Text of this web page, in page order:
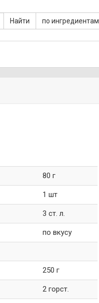
Найти по ингредиентам
80 г
1 шт
3 ст. л.
по вкусу
250 г
2 горст.